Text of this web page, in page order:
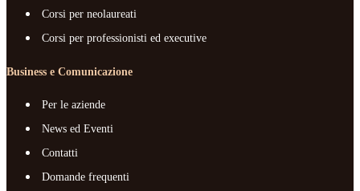
Corsi per neolaureati
Corsi per professionisti ed executive
Business e Comunicazione
Per le aziende
News ed Eventi
Contatti
Domande frequenti